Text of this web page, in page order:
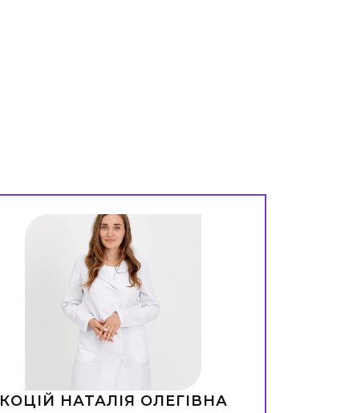
КОЦІЙ НАТАЛІЯ ОЛЕГІВНА